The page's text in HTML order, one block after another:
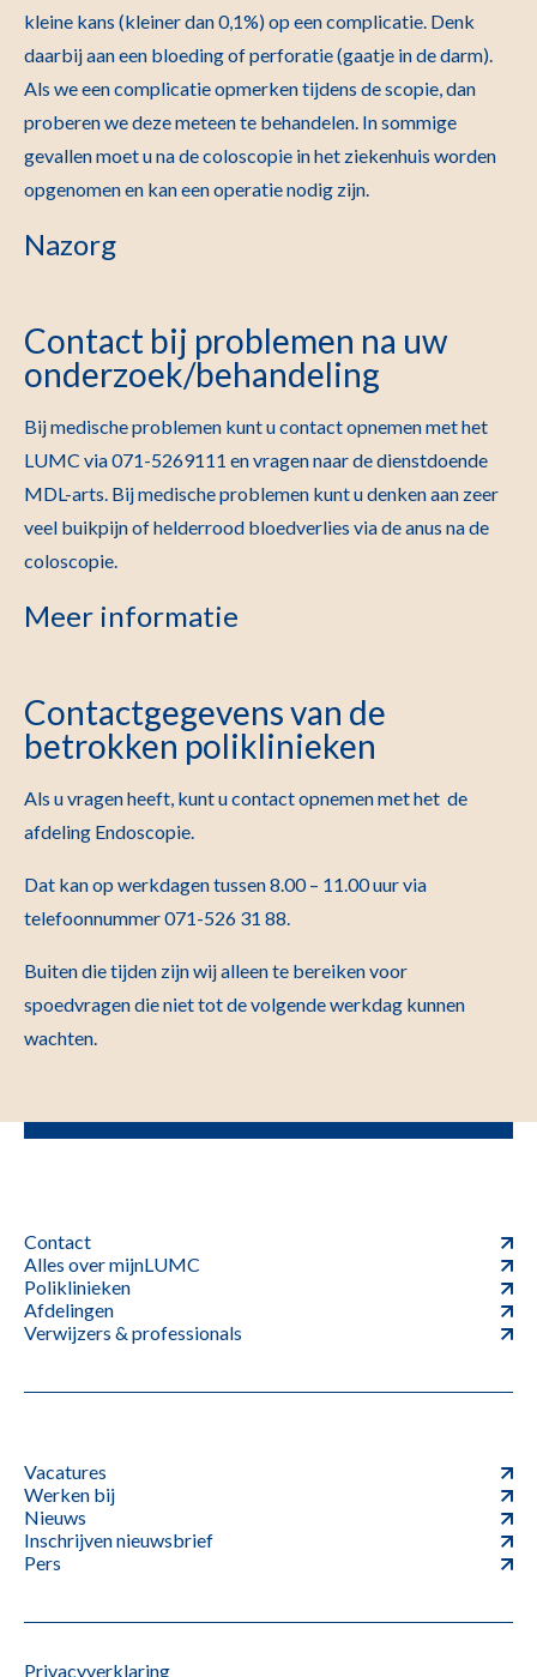
kleine kans (kleiner dan 0,1%) op een complicatie. Denk
daarbij aan een bloeding of perforatie (gaatje in de darm).
Als we een complicatie opmerken tijdens de scopie, dan
proberen we deze meteen te behandelen. In sommige
gevallen moet u na de coloscopie in het ziekenhuis worden
opgenomen en kan een operatie nodig zijn.
Nazorg
Contact bij problemen na uw
onderzoek/behandeling
Bij medische problemen kunt u contact opnemen met het
LUMC via 071-5269111 en vragen naar de dienstdoende
MDL-arts. Bij medische problemen kunt u denken aan zeer
veel buikpijn of helderrood bloedverlies via de anus na de
coloscopie.
Meer informatie
Contactgegevens van de
betrokken poliklinieken
Als u vragen heeft, kunt u contact opnemen met het de
afdeling Endoscopie.
Dat kan op werkdagen tussen 8.00 – 11.00 uur via
telefoonnummer 071-526 31 88.
Buiten die tijden zijn wij alleen te bereiken voor
spoedvragen die niet tot de volgende werkdag kunnen
wachten.
Contact
Alles over mijnLUMC
Poliklinieken
Afdelingen
Verwijzers & professionals
Vacatures
Werken bij
Nieuws
Inschrijven nieuwsbrief
Pers
Privacyverklaring